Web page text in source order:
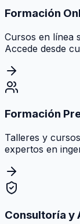
Formación
Cursos en línea
Accede desde
Formación
Talleres y
expertos en
Consultoría y